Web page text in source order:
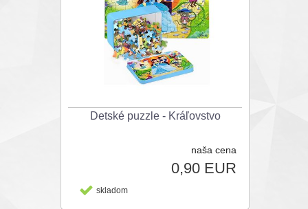
Detské puzzle - Kráľovstvo
naša cena
0,90 EUR
skladom